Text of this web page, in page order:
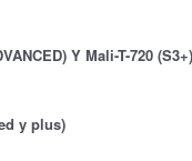
Y Mali-T-720 (S3+)
y plus)